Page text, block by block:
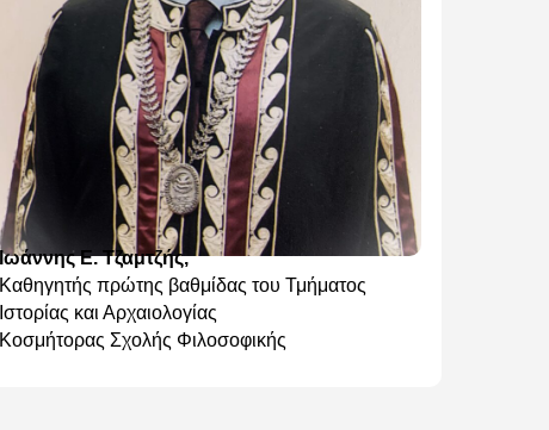
Ιωάννης Ε. Τζαμτζής,
Καθηγητής πρώτης βαθμίδας του Τμήματος
Ιστορίας και Αρχαιολογίας
Κοσμήτορας Σχολής Φιλοσοφικής